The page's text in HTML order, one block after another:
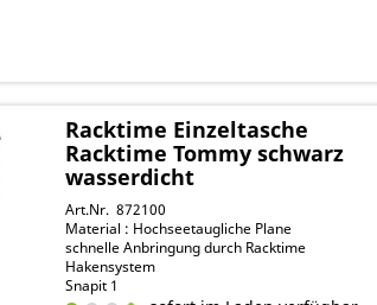
Racktime Einzeltasche
Racktime Tommy schwarz
wasserdicht
Art.Nr. 872100
Material : Hochseetaugliche Plane
schnelle Anbringung durch Racktime
Hakensystem
Snapit 1